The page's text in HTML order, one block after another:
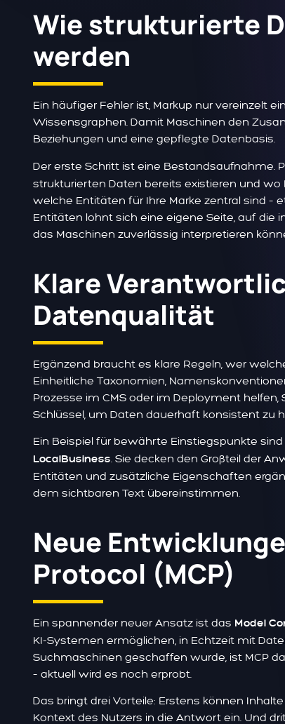
Wie strukturierte
werden
Ein häufiger Fehler ist, Markup nur vereinzelt
Wissensgraphen. Damit Maschinen den
Beziehungen und eine gepflegte Datenbasis.
Der erste Schritt ist eine Bestandsaufnahme.
strukturierten Daten bereits existieren und
welche Entitäten für Ihre Marke zentral sind –
Entitäten lohnt sich eine eigene Seite, auf die
das Maschinen zuverlässig interpretieren
Klare
Datenqualität
Ergänzend braucht es klare Regeln, wer
Einheitliche Taxonomien,
Prozesse im CMS oder im Deployment
Schlüssel, um Daten dauerhaft konsistent zu
Ein Beispiel für bewährte Einstiegspunkte
LocalBusiness. Sie decken den Großteil der
Entitäten und zusätzliche Eigenschaften
dem sichtbaren Text übereinstimmen.
Neue
Protocol (MCP)
Ein spannender neuer Ansatz ist das Model
KI-Systemen ermöglichen, in Echtzeit mit
Suchmaschinen geschaffen wurde, ist MCP
– aktuell wird es noch erprobt.
Das bringt drei Vorteile: Erstens können
Kontext des Nutzers in die Antwort ein. Und